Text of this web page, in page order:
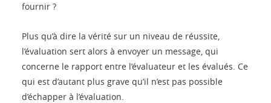
fournir ?
Plus qu’à dire la vérité sur un niveau de réussite,
l’évaluation sert alors à envoyer un message, qui
concerne le rapport entre l’évaluateur et les évalués. Ce
qui est d’autant plus grave qu’il n’est pas possible
d’échapper à l’évaluation.